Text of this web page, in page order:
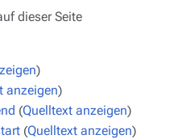
dieser Seite
)
anzeigen)
(Quelltext anzeigen)
(Quelltext anzeigen)